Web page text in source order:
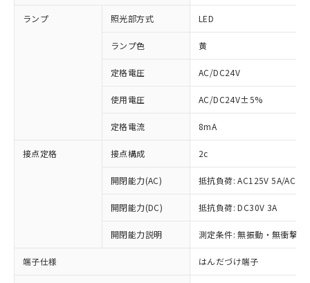
ランプ 照光部方式 LED
ランプ色 黄
定格電圧 AC/DC24V
使用電圧 AC/DC24V±5%
定格電流 8mA
接点定格 接点構成 2c
開閉能力(AC) 抵抗負荷: AC125V 5A/
開閉能力(DC) 抵抗負荷: DC30V 3A
開閉能力説明 測定条件: 無振動・無衝撃
端子仕様 はんだづけ端子
※1 対応状況
対応済み：EU RoHS指令（10物質）の
非含有に対応した製品が提供可能な商品で